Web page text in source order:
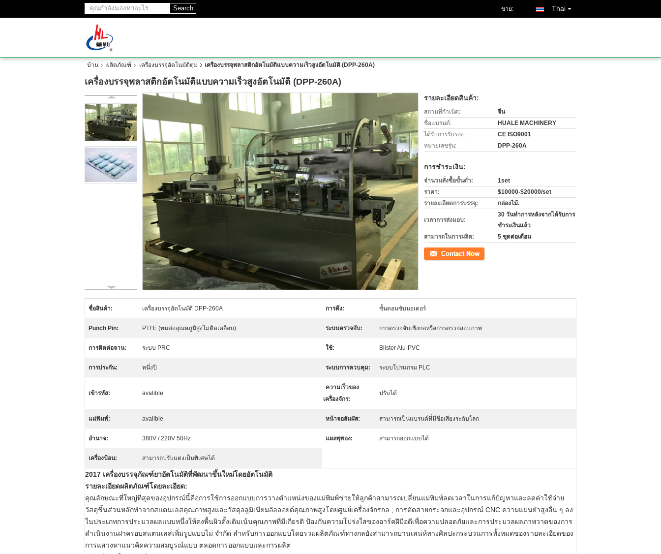
Search ขาย: Thai
บ้าน ผลิตภัณฑ์ เครื่องบรรจุอัตโนมัติตุ่ม เครื่องบรรจุพลาสติกอัตโนมัติแบบความเร็วสูงอัตโนมัติ (DPP-260A)
เครื่องบรรจุพลาสติกอัตโนมัติแบบความเร็วสูงอัตโนมัติ (DPP-260A)
รายละเอียดสินค้า:
สถานที่กำเนิด:
จีน
ชื่อแบรนด์:
HUALE MACHINERY
ได้รับการรับรอง:
CE ISO9001
หมายเลขรุ่น:
DPP-260A
การชำระเงิน:
จำนวนสั่งซื้อขั้นต่ำ:
1set
ราคา:
$10000-$20000/set
รายละเอียดการบรรจุ:
กล่องไม้.
เวลาการส่งมอบ:
30 วันทำการหลังจากได้รับการ
ชำระเงินแล้ว
สามารถในการผลิต:
5 ชุดต่อเดือน
ติดต่อ
ชื่อสินค้า: เครื่องบรรจุอัตโนมัติ DPP-260A การดึง: ขั้นตอนขับมอเตอร์
Punch Pin: PTFE (ทนต่ออุณหภูมิสูงไม่ติดเคลือบ) ระบบตรวจจับ: การตรวจจับเชิงกลหรือการตรวจสอบภาพ
การติดต่อจาน: ระบบ PRC ใช้: Blister Alu-PVC
การประกัน: หนึ่งปี ระบบการควบคุม: ระบบโปรแกรม PLC
เข้ารหัส: avalible
ความเร็วของ
เครื่องจักร:
ปรับได้
แม่พิมพ์: avalible หน้าจอสัมผัส: สามารถเป็นแบรนด์ที่มีชื่อเสียงระดับโลก
อำนาจ: 380V / 220V 50Hz แผลพุพอง: สามารถออกแบบได้
เครื่องป้อน: สามารถปรับแต่งเป็นพิเศษได้
2017 เครื่องบรรจุภัณฑ์ยาอัตโนมัติที่พัฒนาขึ้นใหม่โดยอัตโนมัติ
รายละเอียดผลิตภัณฑ์โดยละเอียด:
คุณลักษณะที่ใหญ่ที่สุดของอุปกรณ์นี้คือการใช้การออกแบบการวางตำแหน่งของแม่พิมพ์ช่วยให้ลูกค้าสามารถเปลี่ยนแม่พิมพ์ลดเวลาในการแก้ปัญหาและลดค่าใช้จ่าย
วัสดุชิ้นส่วนหลักทำจากสแตนเลสคุณภาพสูงและวัสดุอลูมิเนียมอัลลอยด์คุณภาพสูงโดยศูนย์เครื่องจักรกล , การตัดสายกระจกและอุปกรณ์ CNC ความแม่นยำสูงอื่น ๆ ลง
ในประเภทการประมวลผลแบบหนึ่งให้คงพื้นผิวดั้งเดิมเน้นคุณภาพที่มีเกียรติ ป้องกันความโปร่งใสของอาร์คฝีมือดีเพื่อความปลอดภัยและการประมวลผลภาพวาดของการ
ดำเนินงานฝาครอบสแตนเลสเพิ่มรูปแบบไม่ จำกัด สำหรับการออกแบบโดยรวมผลิตภัณฑ์ทางกลยังสามารถบานเสน่ห์ทางศิลปะกระบวนการทั้งหมดของรายละเอียดของ
การแสวงหาแนวคิดความสมบูรณ์แบบ ตลอดการออกแบบและการผลิต